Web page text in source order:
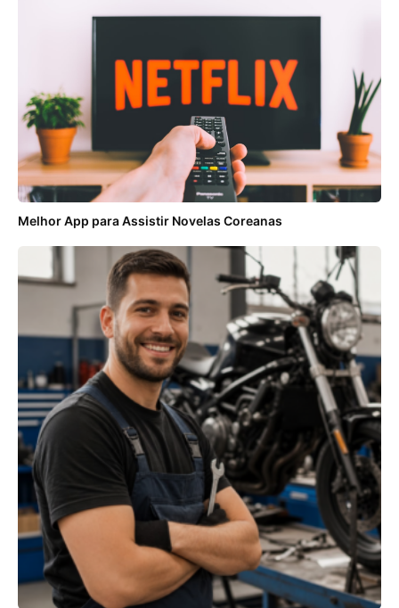
Melhor App para Assistir Novelas Coreanas